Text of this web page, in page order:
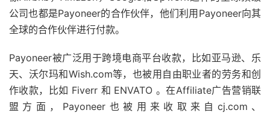
公司也都是Payoneer的合作伙伴，他们利用Payoneer向其
全球的合作伙伴进行付款。
Payoneer被广泛用于跨境电商平台收款，比如亚马逊、乐
天、沃尔玛和Wish.com等，也被用自由职业者的劳务和创
作收款，比如 Fiverr 和 ENVATO 。在Affiliate广告营销联
盟方面，Payoneer也被用来收取来自cj.com、